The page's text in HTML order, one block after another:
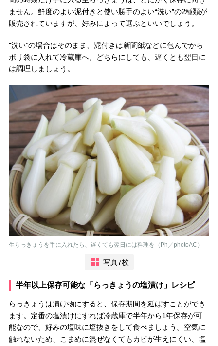
ません。鮮度のよい泥付きと使い勝手のよい“洗い”の2種類が
販売されていますが、好みによって選ぶといいでしょう。
“洗い”の場合はそのまま、泥付きは新聞紙などに包んでから
ポリ袋に入れて冷蔵庫へ。どちらにしても、遅くとも翌日に
は調理しましょう。
生らっきょうを手に入れたら、遅くても翌日には料理を（Ph／photoAC）
写真7枚
半年以上保存可能な「らっきょうの塩漬け」レシピ
らっきょうは漬け物にすると、保存期間を延ばすことができ
ます。定番の塩漬けにすれば冷蔵庫で半年から1年保存が可
能なので、好みの塩味に塩抜きをして食べましょう。空気に
触れないため、こまめに混ぜなくてもカビが生えにくい、塩